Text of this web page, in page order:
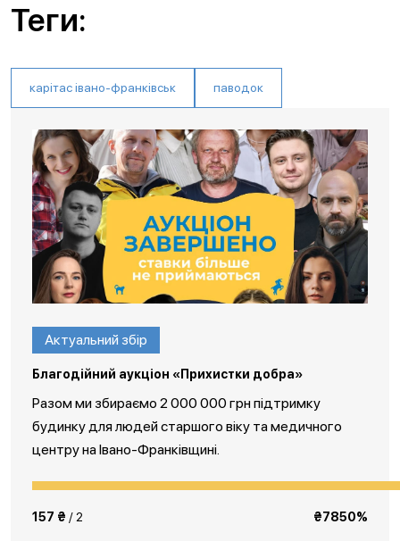
Теги:
карітас івано-франківськ паводок
Актуальний збір
Благодійний аукціон «Прихистки добра»
Разом ми збираємо 2 000 000 грн підтримку
будинку для людей старшого віку та медичного
центру на Івано-Франківщині.
157 ₴ / 2 ₴7850%